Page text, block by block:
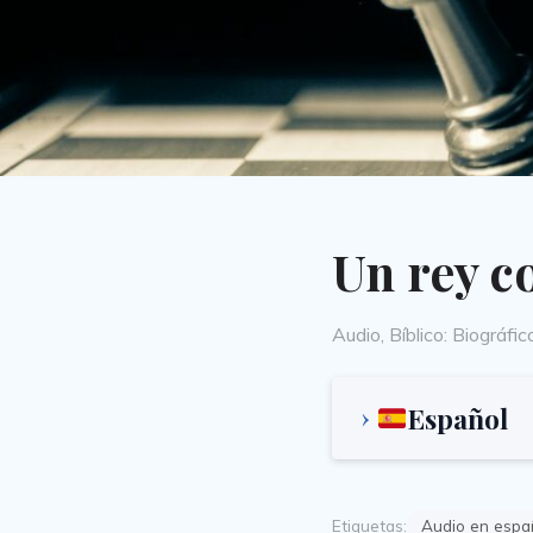
Un rey
Categories
Audio, Bíblico:
Español
Etiquetas: Audio en